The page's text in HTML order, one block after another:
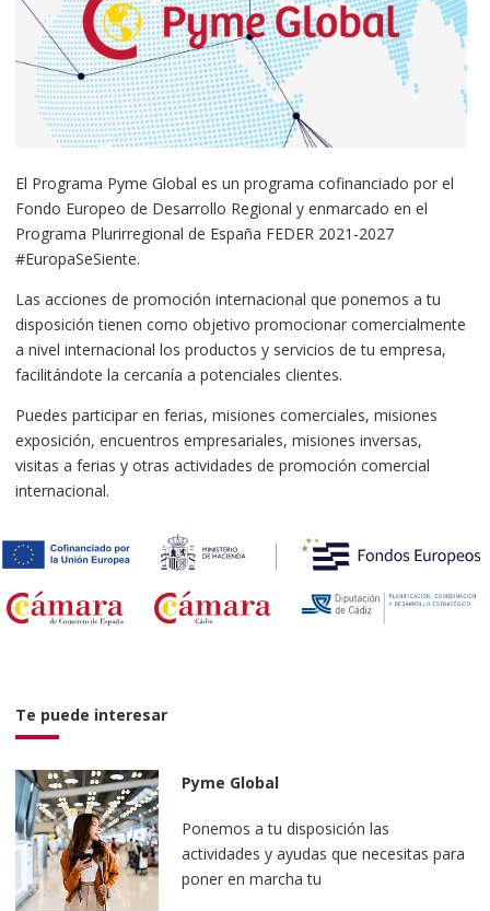
El Programa Pyme Global es un programa cofinanciado por el
Fondo Europeo de Desarrollo Regional y enmarcado en el
Programa Plurirregional de España FEDER 2021-2027
#EuropaSeSiente.
Las acciones de promoción internacional que ponemos a tu
disposición tienen como objetivo promocionar comercialmente
a nivel internacional los productos y servicios de tu empresa,
facilitándote la cercanía a potenciales clientes.
Puedes participar en ferias, misiones comerciales, misiones
exposición, encuentros empresariales, misiones inversas,
visitas a ferias y otras actividades de promoción comercial
internacional.
Te puede interesar
Pyme Global
Ponemos a tu disposición las
actividades y ayudas que necesitas para
poner en marcha tu